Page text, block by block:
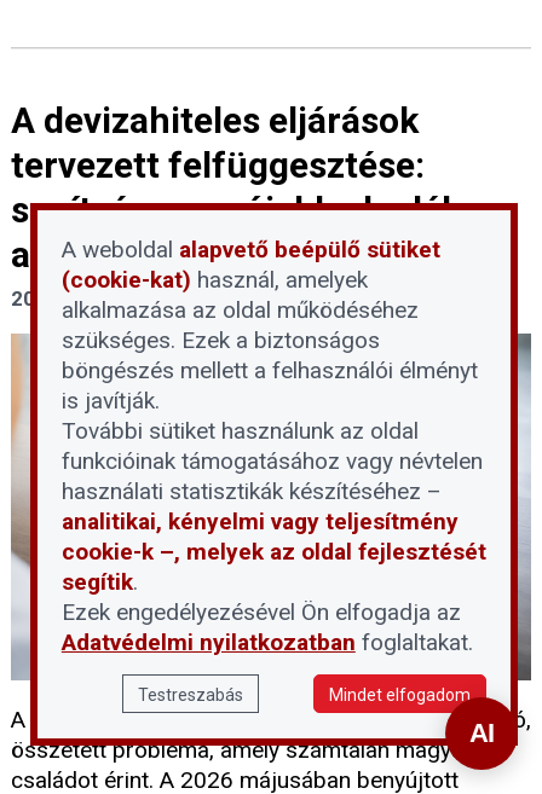
A devizahiteles eljárások
tervezett felfüggesztése:
segítség vagy újabb akadály az
adósoknak?
2026. június 1.
A devizahitelek rendezése hosszú évek óta húzódó,
összetett probléma, amely számtalan magyar
családot érint. A 2026 májusában benyújtott
A weboldal alapvető beépülő sütiket
(cookie-kat) használ, amelyek
alkalmazása az oldal működéséhez
szükséges. Ezek a biztonságos
böngészés mellett a felhasználói élményt
is javítják.
További sütiket használunk az oldal
funkcióinak támogatásához vagy névtelen
használati statisztikák készítéséhez –
analitikai, kényelmi vagy teljesítmény
cookie-k –, melyek az oldal fejlesztését
segítik.
Ezek engedélyezésével Ön elfogadja az
Adatvédelmi nyilatkozatban foglaltakat.
Testreszabás Mindet elfogadom